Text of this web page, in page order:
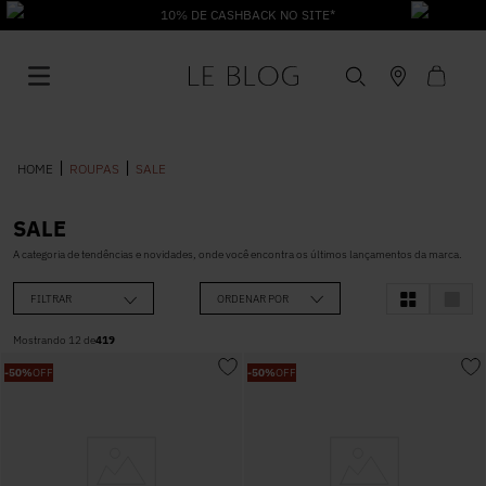
10% DE CASHBACK NO SITE*
ROUPAS SALE
SALE
A categoria de tendências e novidades, onde você encontra os últimos lançamentos da marca.
FILTRAR ORDENAR POR
Mostrando 12 de419
-50%OFF -50%OFF
1º Vestido
2º Roupas